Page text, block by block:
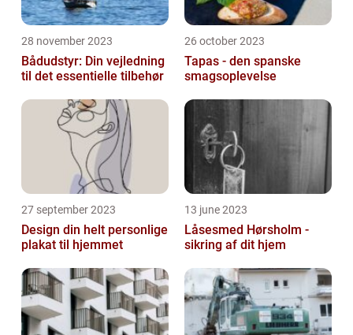
28 november 2023
Bådudstyr: Din vejledning
til det essentielle tilbehør
26 october 2023
Tapas - den spanske
smagsoplevelse
27 september 2023
Design din helt personlige
plakat til hjemmet
13 june 2023
Låsesmed Hørsholm -
sikring af dit hjem